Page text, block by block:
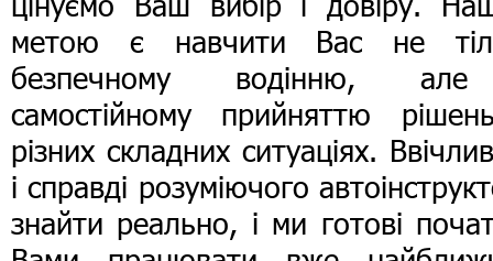
метою є навчити Вас не
безпечному водінню,
самостійному прийняттю
різних складних ситуаціях.
і справді розуміючого
знайти реально, і ми готові